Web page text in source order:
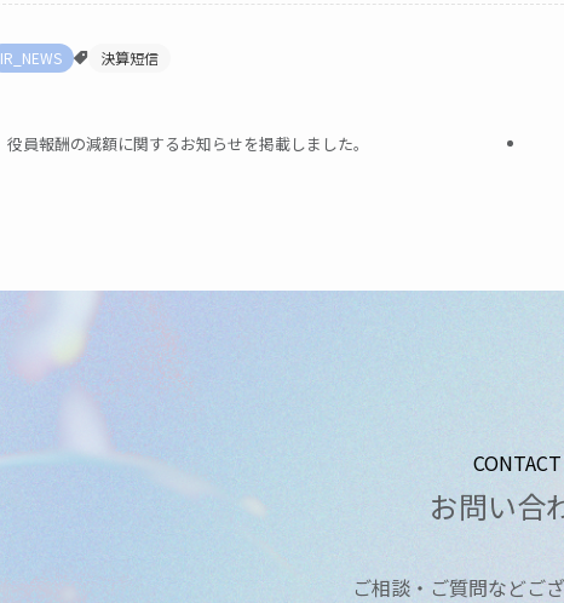
IR_NEWS 決算短信
役員報酬の減額に関するお知らせを掲載しました。
CONTACT
お問い合
ご相談・ご質問などご